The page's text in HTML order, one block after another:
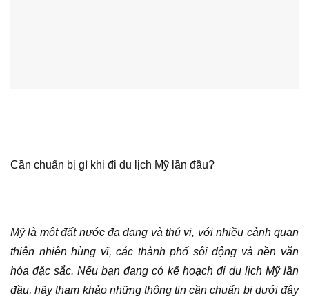
Cần chuẩn bị gì khi đi du lịch Mỹ lần đầu?
Mỹ là một đất nước đa dạng và thú vị, với nhiều cảnh quan
thiên nhiên hùng vĩ, các thành phố sôi động và nền văn
hóa đặc sắc. Nếu bạn đang có kế hoạch đi du lịch Mỹ lần
đầu, hãy tham khảo những thông tin cần chuẩn bị dưới đây